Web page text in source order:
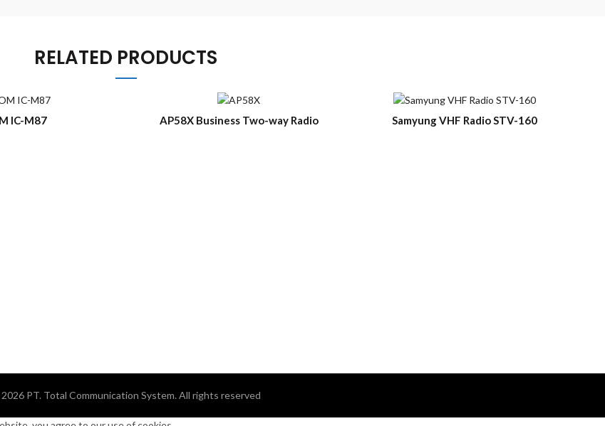
RELATED PRODUCTS
IC-M87 AP58X Business Two-way Radio Samyung VHF Radio STV-160
PT. Total Communication System. All rights reserved